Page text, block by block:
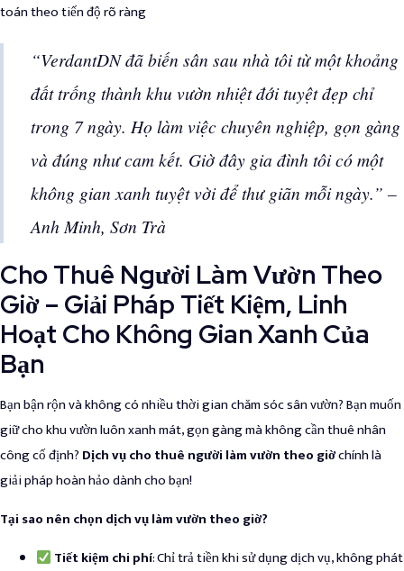
toán theo tiến độ rõ ràng
“VerdantDN đã biến sân sau nhà tôi từ một khoảng
đất trống thành khu vườn nhiệt đới tuyệt đẹp chỉ
trong 7 ngày. Họ làm việc chuyên nghiệp, gọn gàng
và đúng như cam kết. Giờ đây gia đình tôi có một
không gian xanh tuyệt vời để thư giãn mỗi ngày.” –
Anh Minh, Sơn Trà
Cho Thuê Người Làm Vườn Theo
Giờ – Giải Pháp Tiết Kiệm, Linh
Hoạt Cho Không Gian Xanh Của
Bạn
Bạn bận rộn và không có nhiều thời gian chăm sóc sân vườn? Bạn muốn
giữ cho khu vườn luôn xanh mát, gọn gàng mà không cần thuê nhân
công cố định? Dịch vụ cho thuê người làm vườn theo giờchính là
giải pháp hoàn hảo dành cho bạn!
Tại sao nên chọn dịch vụ làm vườn theo giờ?
Tiết kiệm chi phí: Chỉ trả tiền khi sử dụng dịch vụ, không phát